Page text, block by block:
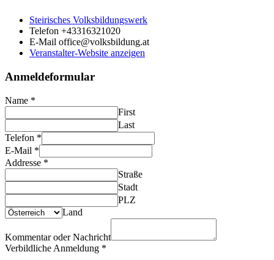
Steirisches Volksbildungswerk
Telefon +43316321020
E-Mail office@volksbildung.at
Veranstalter-Website anzeigen
Anmeldeformular
Name *
First
Last
Telefon *
E-Mail *
Addresse *
Straße
Stadt
PLZ
Land
Kommentar oder Nachricht
Verbildliche Anmeldung *